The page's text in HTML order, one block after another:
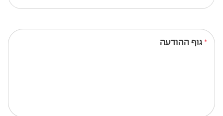
גוף ההודעה